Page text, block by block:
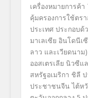
เครื่องหมายการค้า
คุ้มครองการใช้ต
ประเทศ ประกอบด้
มาเลเซีย อินโดนี
ลาว และเวียดนาม)
ออสเตรเลีย นิวซี
สหรัฐอเมริกา ชิลี
ประชาชนจีน ไต้ห